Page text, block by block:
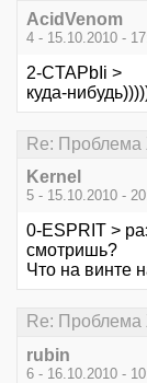
AcidVenom
4 - 15.10.2010 -
2-CTAPbIi >
куда-
Re: Проблема
Kernel
5 - 15.10.2010 -
0-ESPRIT >
смотришь?
Что на винте
Re: Проблема
rubin
6 - 16.10.2010 -